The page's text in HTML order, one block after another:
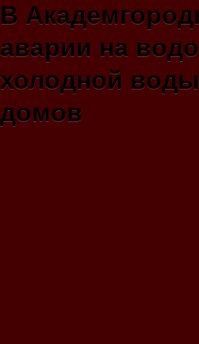
В
аварии на
холодной
домов